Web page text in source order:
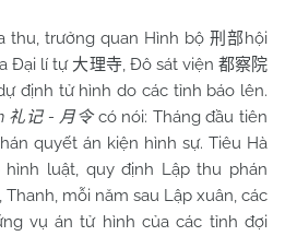
trưởng quan Hình bộ刑部hội
Đại lí tự 大理寺, Đô sát viện 都察院
định tử hình do các tỉnh báo lên.
礼记- 月令 có nói: Tháng đầu tiên
quyết án kiện hình sự. Tiêu Hà
luật, quy định Lập thu phán
mỗi năm sau Lập xuân, các
vụ án tử hình của các tỉnh đợi